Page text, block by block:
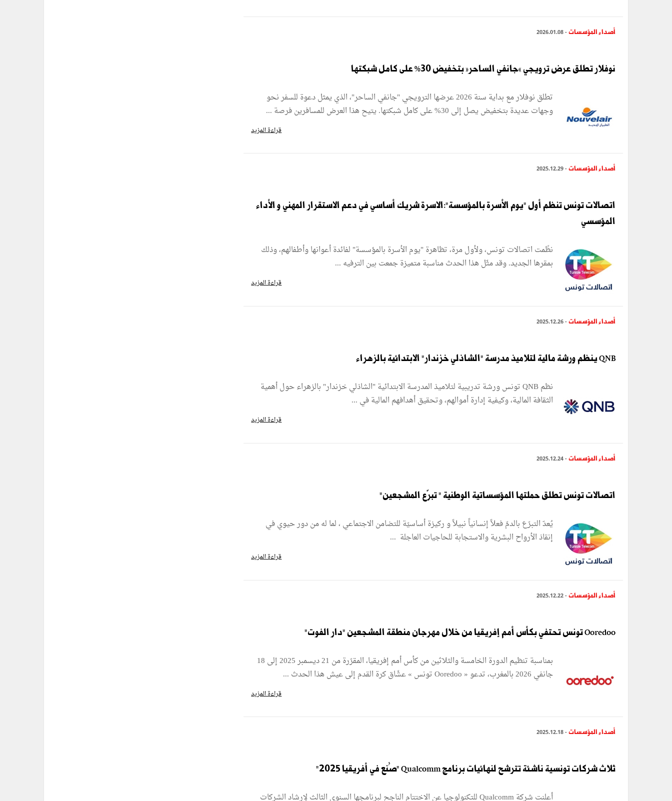
أصداء المؤسسات - 2026.01.08
نوفلار تطلق عرض ترويجي «جانفي الساحر» بتخفيض 30% على كامل شبكتها
تطلق نوفلار مع بداية سنة 2026 عرضها الترويجي "جانفي الساحر"، الذي يمثل دعوة للسفر نحو
وجهات عديدة بتخفيض يصل إلى 30% على كامل شبكتها. يتيح هذا العرض للمسافرين فرصة ...
قراءة المزيد
أصداء المؤسسات - 2025.12.29
اتصالات تونس تنظم أول "يوم الأسرة بالمؤسسة":الاسرة شريك أساسي في دعم الاستقرار المهني و الأداء
المؤسسي
نظّمت اتصالات تونس، ولأول مرة، تظاهرة "يوم الأسرة بالمؤسسة" لفائدة أعوانها وأطفالهم، وذلك
بمقرها الجديد. وقد مثّل هذا الحدث مناسبة متميزة جمعت بين الترفيه ...
قراءة المزيد
أصداء المؤسسات - 2025.12.26
QNB ينظم ورشة مالية لتلاميذ مدرسة "الشاذلي خزندار" الابتدائية بالزهراء
نظم QNB تونس ورشة تدريبية لتلاميذ المدرسة الابتدائية "الشاذلي خزندار" بالزهراء حول أهمية
الثقافة المالية، وكيفية إدارة أموالهم، وتحقيق أهدافهم المالية في ...
قراءة المزيد
أصداء المؤسسات - 2025.12.24
اتصالات تونس تطلق حملتها المؤسساتية الوطنية " تبرّع المشجعين"
يُعدّ التبرّع بالدمّ فعلاً إنسانياً نبيلاً و ركيزة أساسيّة للتضامن الاجتماعي ، لما له من دور حيوي في
إنقاذ الأرواح البشرية والاستجابة للحاجيات العاجلة ...
قراءة المزيد
أصداء المؤسسات - 2025.12.22
Ooredoo تونس تحتفي بكأس أمم إفريقيا من خلال مهرجان منطقة المشجعين "دار الفوت"
بمناسبة تنظيم الدورة الخامسة والثلاثين من كأس أمم إفريقيا، المقرّرة من 21 ديسمبر 2025 إلى 18
جانفي 2026 بالمغرب، تدعو « Ooredoo تونس » عشّاق كرة القدم إلى عيش هذا الحدث ...
قراءة المزيد
أصداء المؤسسات - 2025.12.18
ثلاث شركات تونسية ناشئة تترشح لنهائيات برنامج Qualcomm "صُنع في أفريقيا 2025"
أعلنت شركة Qualcomm للتكنولوجيا عن الاختتام الناجح لبرنامجها السنوي الثالث لإرشاد الشركات